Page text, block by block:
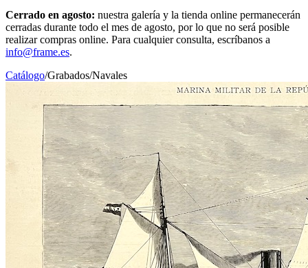
Cerrado en agosto: nuestra galería y la tienda online permanecerán
cerradas durante todo el mes de agosto, por lo que no será posible
realizar compras online. Para cualquier consulta, escríbanos a
info@frame.es.
Catálogo/Grabados/Navales